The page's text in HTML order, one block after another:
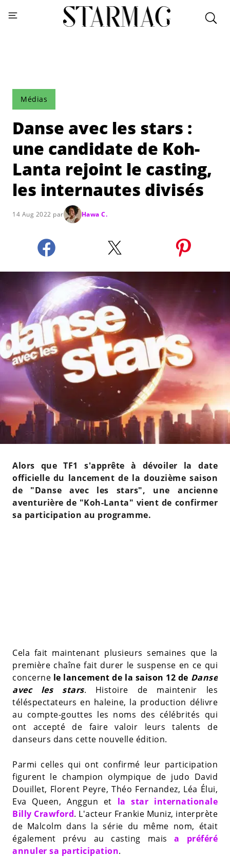
Médias
Danse avec les stars :
une candidate de Koh-
Lanta rejoint le casting,
les internautes divisés
14 Aug 2022 par Hawa C.
Alors que TF1 s'apprête à dévoiler la date
officielle du lancement de la douzième saison
de "Danse avec les stars", une ancienne
aventurière de "Koh-Lanta" vient de confirmer
sa participation au programme.
Cela fait maintenant plusieurs semaines que la
première chaîne fait durer le suspense en ce qui
concerne le lancement de la saison 12 de Danse
avec les stars. Histoire de maintenir les
téléspectateurs en haleine, la production délivre
au compte-gouttes les noms des célébrités qui
ont accepté de faire valoir leurs talents de
danseurs dans cette nouvelle édition.
Parmi celles qui ont confirmé leur participation
figurent le champion olympique de judo David
Douillet, Florent Peyre, Théo Fernandez, Léa Élui,
Eva Queen, Anggun et la star internationale
Billy Crawford. L'acteur Frankie Muniz, interprète
de Malcolm dans la série du même nom, était
également prévu au casting maisa préféré
annuler sa participation.